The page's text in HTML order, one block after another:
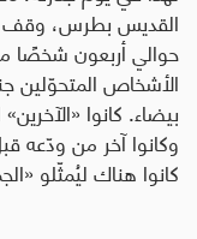
القديس بطرس، وقف
حوالي أربعون شخصًا
الأشخاص المتحوّلين
بيضاء. كانوا
وكانوا آخر من ودّعه
كانوا هناك ليُمثّلو